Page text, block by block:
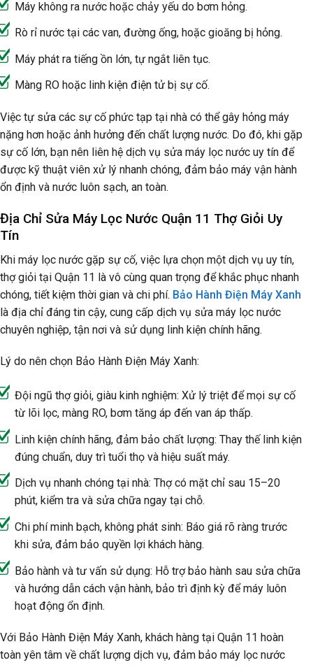
Máy không ra nước hoặc chảy yếu do bơm hỏng.
Rò rỉ nước tại các van, đường ống, hoặc gioăng bị hỏng.
Máy phát ra tiếng ồn lớn, tự ngắt liên tục.
Màng RO hoặc linh kiện điện tử bị sự cố.
Việc tự sửa các sự cố phức tạp tại nhà có thể gây hỏng máy
nặng hơn hoặc ảnh hưởng đến chất lượng nước. Do đó, khi gặp
sự cố lớn, bạn nên liên hệ dịch vụ sửa máy lọc nước uy tín để
được kỹ thuật viên xử lý nhanh chóng, đảm bảo máy vận hành
ổn định và nước luôn sạch, an toàn.
Địa Chỉ Sửa Máy Lọc Nước Quận 11 Thợ Giỏi Uy
Tín
Khi máy lọc nước gặp sự cố, việc lựa chọn một dịch vụ uy tín,
thợ giỏi tại Quận 11 là vô cùng quan trọng để khắc phục nhanh
chóng, tiết kiệm thời gian và chi phí. Bảo Hành Điện Máy Xanh
là địa chỉ đáng tin cậy, cung cấp dịch vụ sửa máy lọc nước
chuyên nghiệp, tận nơi và sử dụng linh kiện chính hãng.
Lý do nên chọn Bảo Hành Điện Máy Xanh:
Đội ngũ thợ giỏi, giàu kinh nghiệm: Xử lý triệt để mọi sự cố
từ lõi lọc, màng RO, bơm tăng áp đến van áp thấp.
Linh kiện chính hãng, đảm bảo chất lượng: Thay thế linh kiện
đúng chuẩn, duy trì tuổi thọ và hiệu suất máy.
Dịch vụ nhanh chóng tại nhà: Thợ có mặt chỉ sau 15–20
phút, kiểm tra và sửa chữa ngay tại chỗ.
Chi phí minh bạch, không phát sinh: Báo giá rõ ràng trước
khi sửa, đảm bảo quyền lợi khách hàng.
Bảo hành và tư vấn sử dụng: Hỗ trợ bảo hành sau sửa chữa
và hướng dẫn cách vận hành, bảo trì định kỳ để máy luôn
hoạt động ổn định.
Với Bảo Hành Điện Máy Xanh, khách hàng tại Quận 11 hoàn
toàn yên tâm về chất lượng dịch vụ, đảm bảo máy lọc nước